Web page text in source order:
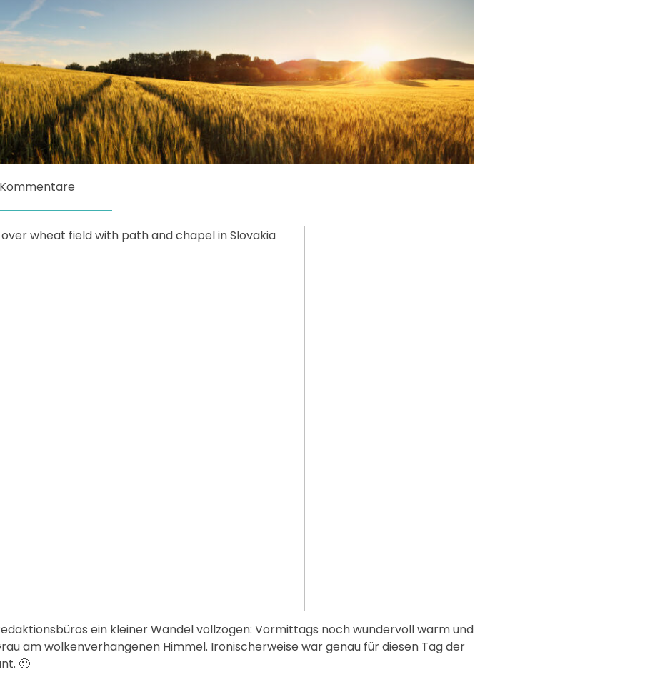
ein kleiner Wandel vollzogen: Vormittags noch wundervoll warm und
am wolkenverhangenen Himmel. Ironischerweise war genau für diesen Tag der
🙂